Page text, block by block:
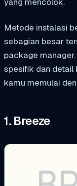
Metode instalasi
sebagian besar
package
spesifik dan detail
kamu memulai
1. Breeze